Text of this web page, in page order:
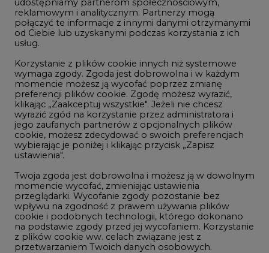
Geopolityka
LTE450
Innowacje i AI
Telekomunikacja i IT
Handel emisjami CO2
Wodór
Górnictwo
Atom
Fotowoltaika
Offshore wind
reklamowym i analitycznym. Partnerzy mogą
połączyć te informacje z innymi danymi otrzymanymi
od Ciebie lub uzyskanymi podczas korzystania z ich
usług.
Korzystanie z plików cookie innych niż systemowe
wymaga zgody. Zgoda jest dobrowolna i w każdym
momencie możesz ją wycofać poprzez zmianę
preferencji plików cookie. Zgodę możesz wyrazić,
klikając „Zaakceptuj wszystkie". Jeżeli nie chcesz
wyrazić zgód na korzystanie przez administratora i
jego zaufanych partnerów z opcjonalnych plików
cookie, możesz zdecydować o swoich preferencjach
wybierając je poniżej i klikając przycisk „Zapisz
ustawienia".
Twoja zgoda jest dobrowolna i możesz ją w dowolnym
momencie wycofać, zmieniając ustawienia
przeglądarki. Wycofanie zgody pozostanie bez
wpływu na zgodność z prawem używania plików
cookie i podobnych technologii, którego dokonano
na podstawie zgody przed jej wycofaniem. Korzystanie
z plików cookie ww. celach związane jest z
przetwarzaniem Twoich danych osobowych.